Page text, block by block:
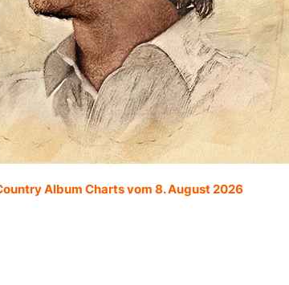
Album Charts vom 8. August 2026